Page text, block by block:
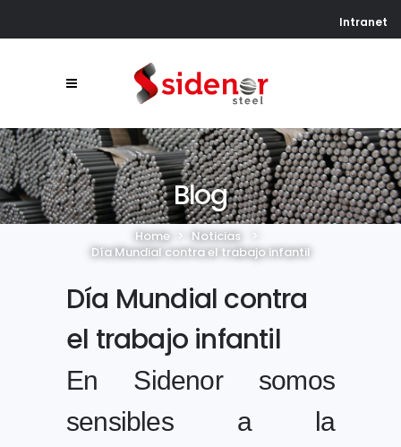
Intranet
Blog
Home Noticias
Día Mundial contra el trabajo infantil
Día Mundial contra
el trabajo infantil
En Sidenor somos
sensibles a la